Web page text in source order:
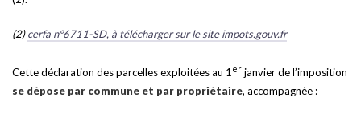
(2)cerfa n°6711-SD, à télécharger sur le site impots.gouv.fr
Cette déclaration des parcelles exploitées au 1er janvier de l’imposition
se dépose par commune et par propriétaire, accompagnée :